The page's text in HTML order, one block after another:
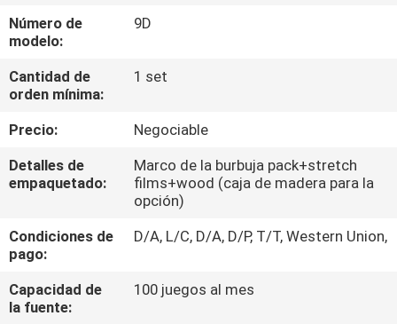
TOUR
POR
LA
CONTROL
CALIDAD
CONTÁCTENOS
Número de
modelo:
9D
Cantidad de
orden mínima:
1 set
Precio:
Negociable
Detalles de
empaquetado:
Marco de la burbuja pack+stretch
films+wood (caja de madera para la
opción)
Condiciones de
pago:
D/A, L/C, D/A, D/P, T/T, Western Union,
Capacidad de
la fuente:
100 juegos al mes